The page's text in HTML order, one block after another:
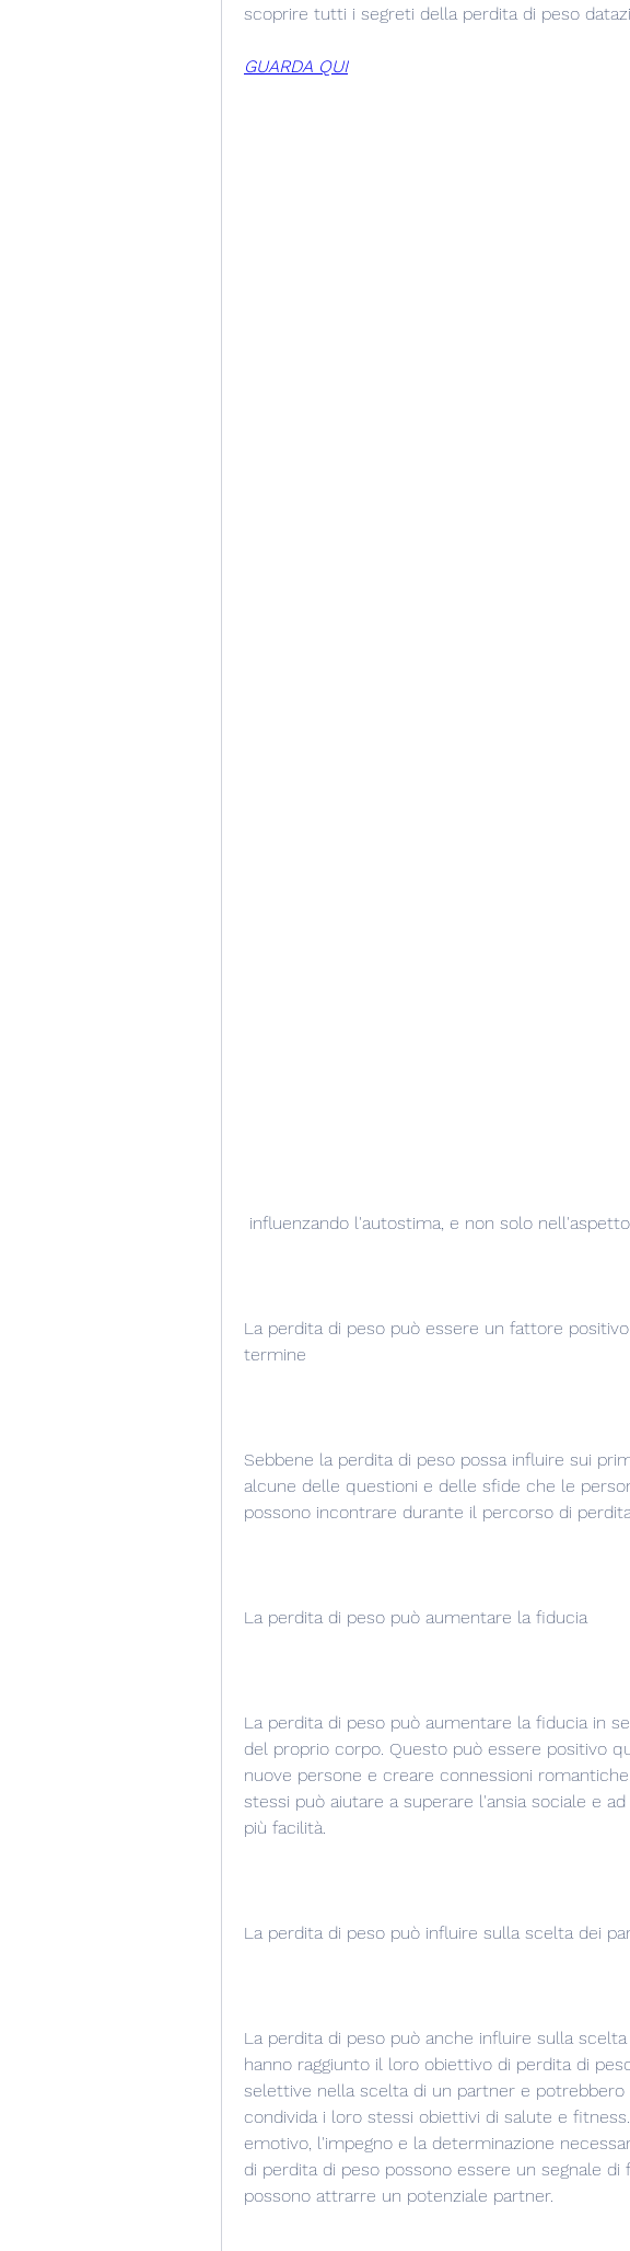
scoprire tutti i segreti della perdita di peso
GUARDA QUI
influenzando l'autostima, e non solo
La perdita di peso può essere un fattore
termine
Sebbene la perdita di peso possa influire sui
alcune delle questioni e delle sfide che le
possono incontrare durante il percorso di
La perdita di peso può aumentare la fiducia
La perdita di peso può aumentare la fiducia in
del proprio corpo. Questo può essere positivo
nuove persone e creare connessioni
stessi può aiutare a superare l'ansia sociale e
più facilità.
La perdita di peso può influire sulla scelta dei
La perdita di peso può anche influire sulla
hanno raggiunto il loro obiettivo di perdita di
selettive nella scelta di un partner e
condivida i loro stessi obiettivi di salute e
emotivo, l'impegno e la determinazione
di perdita di peso possono essere un segnale di
possono attrarre un potenziale partner.